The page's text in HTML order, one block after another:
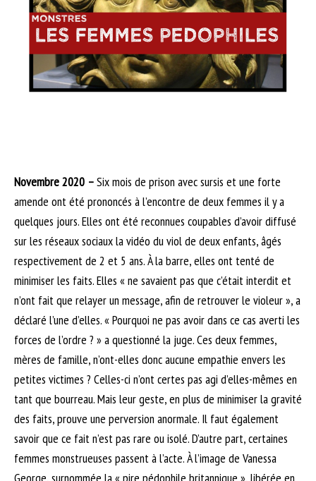
Novembre 2020 –Six mois de prison avec sursis et une forte
amende ont été prononcés à l’encontre de deux femmes il y a
quelques jours. Elles ont été reconnues coupables d’avoir diffusé
sur les réseaux sociaux la vidéo du viol de deux enfants, âgés
respectivement de 2 et 5 ans. À la barre, elles ont tenté de
minimiser les faits. Elles « ne savaient pas que c’était interdit et
n’ont fait que relayer un message, afin de retrouver le violeur », a
déclaré l’une d’elles. « Pourquoi ne pas avoir dans ce cas averti les
forces de l’ordre ? » a questionné la juge. Ces deux femmes,
mères de famille, n’ont-elles donc aucune empathie envers les
petites victimes ? Celles-ci n’ont certes pas agi d’elles-mêmes en
tant que bourreau. Mais leur geste, en plus de minimiser la gravité
des faits, prouve une perversion anormale. Il faut également
savoir que ce fait n’est pas rare ou isolé. D’autre part, certaines
femmes monstrueuses passent à l’acte. À l’image de Vanessa
George, surnommée la « pire pédophile britannique », libérée en